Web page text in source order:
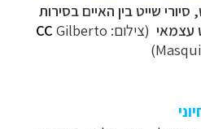
סיורי שייט בין האיים בסירות
עצמאי (צילום: CC Gilberto